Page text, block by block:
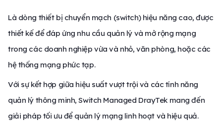
Là dòng thiết bị chuyển mạch (switch) hiệu năng cao, được
thiết kế để đáp ứng nhu cầu quản lý và mở rộng mạng
trong các doanh nghiệp vừa và nhỏ, văn phòng, hoặc các
hệ thống mạng phức tạp.
Với sự kết hợp giữa hiệu suất vượt trội và các tính năng
quản lý thông minh, Switch Managed DrayTek mang đến
giải pháp tối ưu để quản lý mạng linh hoạt và hiệu quả.